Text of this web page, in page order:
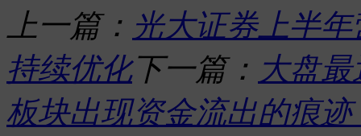
上一篇： 光大证券上半
持续优化下一篇： 大盘
板块出现资金流出的痕迹